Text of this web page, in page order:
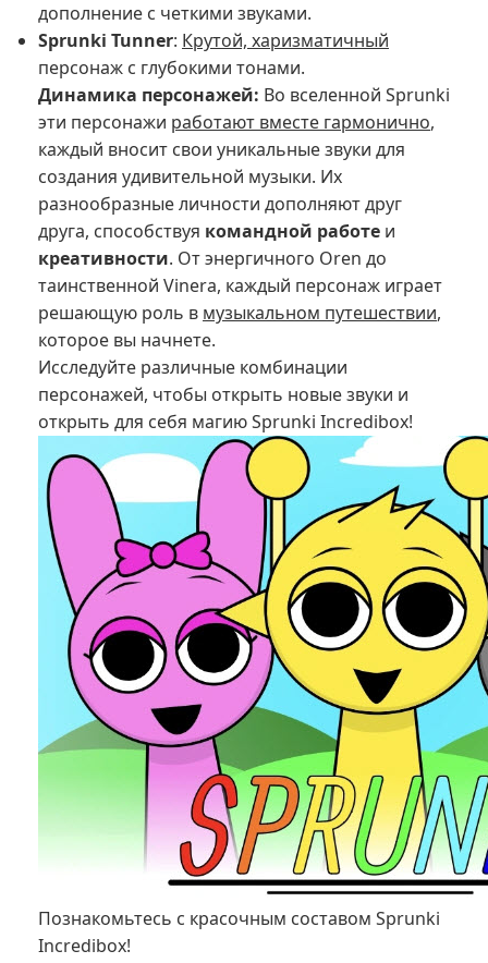
дополнение с четкими звуками.
Sprunki Tunner: Крутой, харизматичный
персонаж с глубокими тонами.
Динамика персонажей: Во вселенной Sprunki
эти персонажи работают вместе гармонично,
каждый вносит свои уникальные звуки для
создания удивительной музыки. Их
разнообразные личности дополняют друг
друга, способствуя командной работе и
креативности. От энергичного Oren до
таинственной Vinera, каждый персонаж играет
решающую роль в музыкальном путешествии,
которое вы начнете.
Исследуйте различные комбинации
персонажей, чтобы открыть новые звуки и
открыть для себя магию Sprunki Incredibox!
Познакомьтесь с красочным составом Sprunki
Incredibox!